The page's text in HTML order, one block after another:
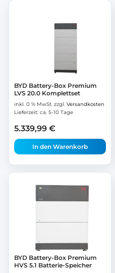
BYD Battery-Box Premium
LVS 20.0 Komplettset
inkl. 0 % MwSt. zzgl. Versandkosten
Lieferzeit: ca. 5-10 Tage
5.339,99 €
In den Warenkorb
BYD Battery-Box Premium
HVS 5.1 Batterie-Speicher